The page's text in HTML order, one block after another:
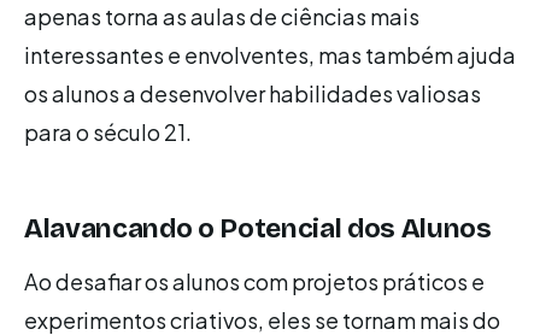
apenas torna as aulas de ciências mais
interessantes e envolventes, mas também ajuda
os alunos a desenvolver habilidades valiosas
para o século 21.
Alavancando o Potencial dos Alunos
Ao desafiar os alunos com projetos práticos e
experimentos criativos, eles se tornam mais do